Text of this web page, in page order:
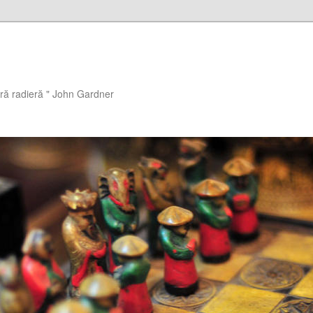
radieră " John Gardner